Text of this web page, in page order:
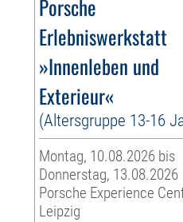
Porsche
Erlebniswerkstatt
»Innenleben und
Exterieur«
(Altersgruppe 13-16
Montag, 10.08.2026 bis
Donnerstag, 13.08.2026
Porsche Experience
Leipzig